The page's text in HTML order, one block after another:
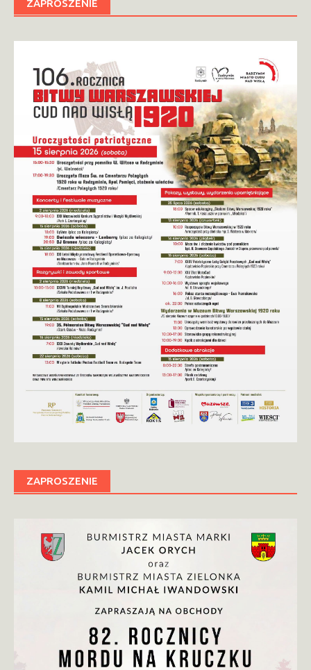
ZAPROSZENIE
ZAPROSZENIE